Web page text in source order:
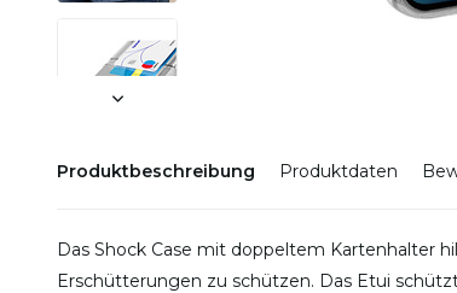
Produktbeschreibung Produktdaten
Das Shock Case mit doppeltem Kartenhalter
Erschütterungen zu schützen. Das Etui